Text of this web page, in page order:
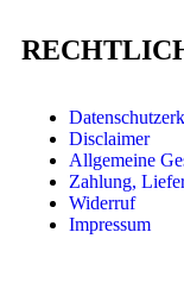
Disclaimer
Allgemeine
Zahlung,
Widerruf
Impressum